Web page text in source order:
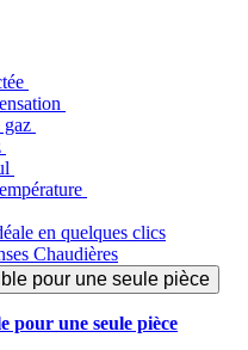
gaz
en quelques clics
Chaudières
pour une seule pièce
pour une seule pièce